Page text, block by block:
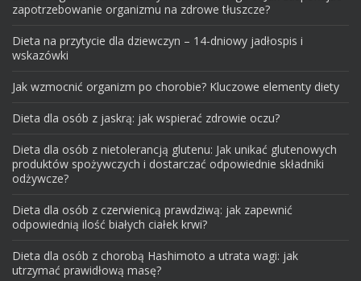
zapotrzebowanie organizmu na zdrowe tłuszcze?
Dieta na przytycie dla dziewczyn – 14-dniowy jadłospis i
wskazówki
Jak wzmocnić organizm po chorobie? Kluczowe elementy diety
Dieta dla osób z jaskrą: jak wspierać zdrowie oczu?
Dieta dla osób z nietolerancją glutenu: Jak unikać glutenowych
produktów spożywczych i dostarczać odpowiednie składniki
odżywcze?
Dieta dla osób z czerwienicą prawdziwą: jak zapewnić
odpowiednią ilość białych ciałek krwi?
Dieta dla osób z chorobą Hashimoto a utrata wagi: jak
utrzymać prawidłową masę?